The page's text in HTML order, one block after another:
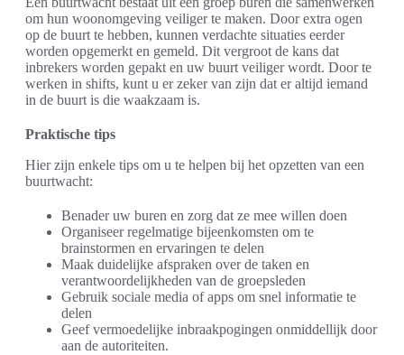
om hun woonomgeving veiliger te maken. Door extra ogen
op de buurt te hebben, kunnen verdachte situaties eerder
worden opgemerkt en gemeld. Dit vergroot de kans dat
inbrekers worden gepakt en uw buurt veiliger wordt. Door te
werken in shifts, kunt u er zeker van zijn dat er altijd iemand
in de buurt is die waakzaam is.
Praktische tips
Hier zijn enkele tips om u te helpen bij het opzetten van een
buurtwacht:
Benader uw buren en zorg dat ze mee willen doen
Organiseer regelmatige bijeenkomsten om te
brainstormen en ervaringen te delen
Maak duidelijke afspraken over de taken en
verantwoordelijkheden van de groepsleden
Gebruik sociale media of apps om snel informatie te
delen
Geef vermoedelijke inbraakpogingen onmiddellijk door
aan de autoriteiten.